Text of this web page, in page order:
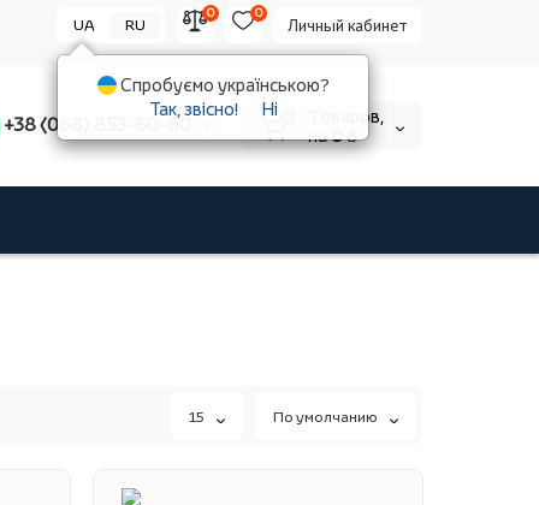
Личный кабинет
0
0
UA RU
+38 (068) 853-60-60
Tоваров,
на0 ₴
15 По умолчанию
Спробуємо українською?
Так, звісно!
Ні